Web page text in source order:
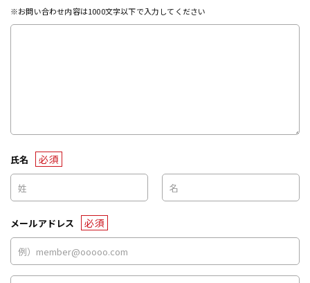
※お問い合わせ内容は1000文字以下で入力してください
氏名 必須
メールアドレス 必須